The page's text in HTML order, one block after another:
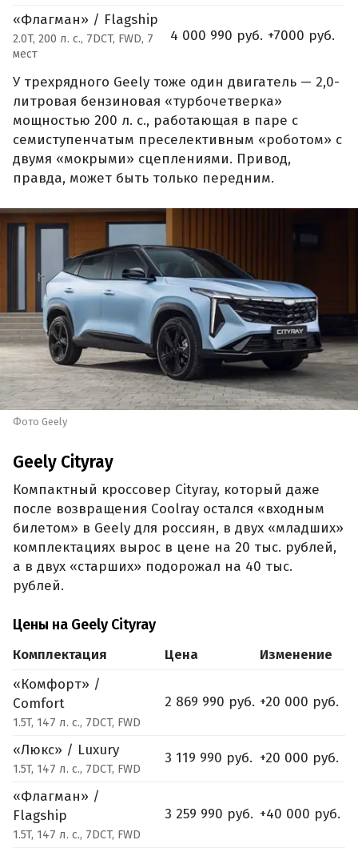
«Флагман» / Flagship
2.0T, 200 л. с., 7DCT, FWD, 7
мест
4 000 990 руб. +7000 руб.
У трехрядного Geely тоже один двигатель — 2,0-
литровая бензиновая «турбочетверка»
мощностью 200 л. с., работающая в паре с
семиступенчатым преселективным «роботом» с
двумя «мокрыми» сцеплениями. Привод,
правда, может быть только передним.
Фото Geely
Geely Cityray
Компактный кроссовер Cityray, который даже
после возвращения Coolray остался «входным
билетом» в Geely для россиян, в двух «младших»
комплектациях вырос в цене на 20 тыс. рублей,
а в двух «старших» подорожал на 40 тыс.
рублей.
Цены на Geely Cityray
Комплектация Цена
Изменение
«Комфорт» /
Comfort
1.5T, 147 л. с., 7DCT, FWD
2 869 990 руб. +20 000 руб.
«Люкс» / Luxury
1.5T, 147 л. с., 7DCT, FWD
3 119 990 руб. +20 000 руб.
«Флагман» /
Flagship
1.5T, 147 л. с., 7DCT, FWD
3 259 990 руб. +40 000 руб.